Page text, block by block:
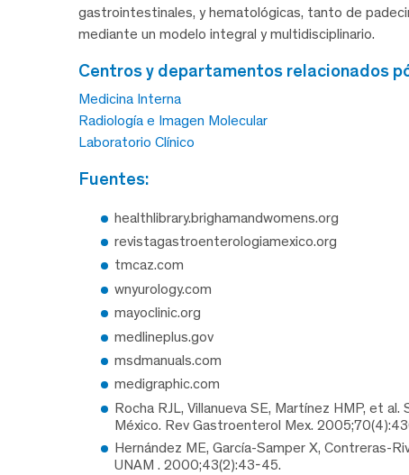
gastrointestinales, y hematológicas, tanto de
mediante un modelo integral y multidisciplinario.
centros y departamentos relacionados
Medicina Interna
Radiología e Imagen Molecular
Laboratorio Clínico
fuentes:
healthlibrary.brighamandwomens.org
revistagastroenterologiamexico.org
tmcaz.com
wnyurology.com
mayoclinic.org
medlineplus.gov
msdmanuals.com
medigraphic.com
Rocha RJL, Villanueva SE, Martínez HMP, et
México. Rev Gastroenterol Mex.
Hernández ME, García-Samper X, Contreras-
UNAM . 2000;43(2):43-45.